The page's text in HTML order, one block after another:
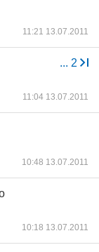
11:21 13.07.2011
... 2
11:04 13.07.2011
10:48 13.07.2011
10:18 13.07.2011